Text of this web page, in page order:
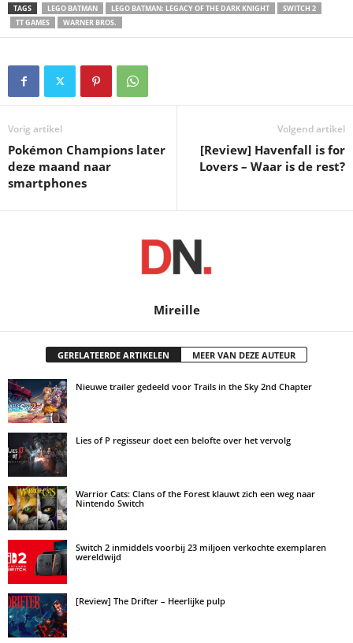
TAGS LEGO BATMAN LEGO BATMAN: LEGACY OF THE DARK KNIGHT
SWITCH 2
TT GAMES
WARNER BROS.
Vorig artikel
Pokémon Champions later
deze maand naar
smartphones
Volgend artikel
[Review] Havenfall is for
Lovers – Waar is de rest?
Mireille
GERELATEERDE ARTIKELEN MEER VAN DEZE AUTEUR
Nieuwe trailer gedeeld voor Trails in the Sky 2nd Chapter
Lies of P regisseur doet een belofte over het vervolg
Warrior Cats: Clans of the Forest klauwt zich een weg naar
Nintendo Switch
Switch 2 inmiddels voorbij 23 miljoen verkochte exemplaren
wereldwijd
[Review] The Drifter – Heerlijke pulp